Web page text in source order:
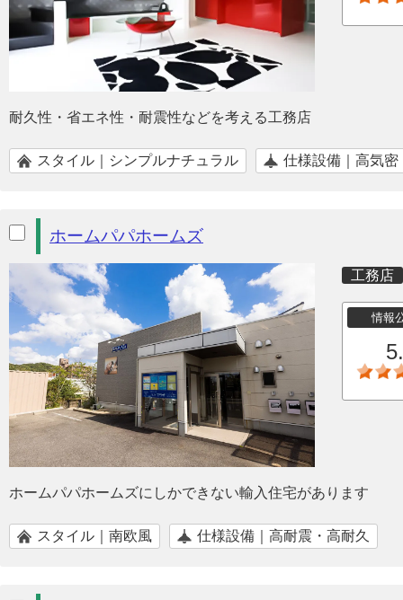
耐久性・省エネ性・耐震性などを考える工務店
スタイル｜シンプルナチュラル 仕様設備｜高気密
ホームパパホームズ
工務店
情報
ホームパパホームズにしかできない輸入住宅があります
スタイル｜南欧風 仕様設備｜高耐震・高耐久